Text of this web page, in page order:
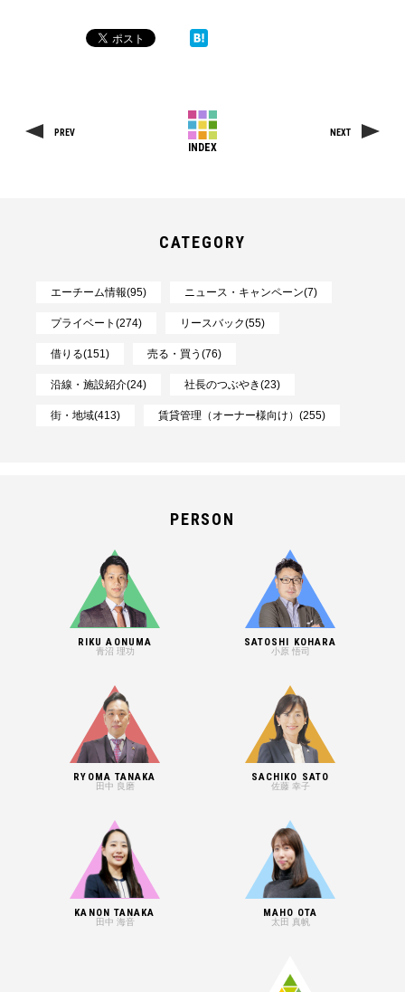
PREV
INDEX
NEXT
CATEGORY
エーチーム情報(95) ニュース・キャンペーン(7)
プライベート(274) リースバック(55)
借りる(151) 売る・買う(76)
沿線・施設紹介(24) 社長のつぶやき(23)
街・地域(413) 賃貸管理（オーナー様向け）(255)
PERSON
RIKU AONUMA
青沼 理功
SATOSHI KOHARA
小原 悟司
RYOMA TANAKA
田中 良磨
SACHIKO SATO
佐藤 幸子
KANON TANAKA
田中 海音
MAHO OTA
太田 真帆